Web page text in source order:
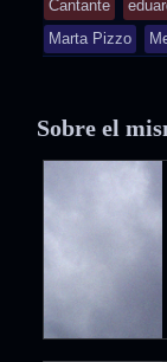
in
Cantante
Marta Pizzo
Sobre el